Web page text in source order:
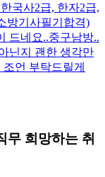
국사2급, 한자2급,
방기사필기합격)
드네요..중구남방..
닌지 괜한 생각만
언 부탁드릴게
무 희망하는 취